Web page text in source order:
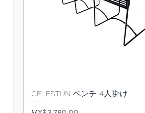
クイックビュー
CELESTÚN ベンチ 4人掛け